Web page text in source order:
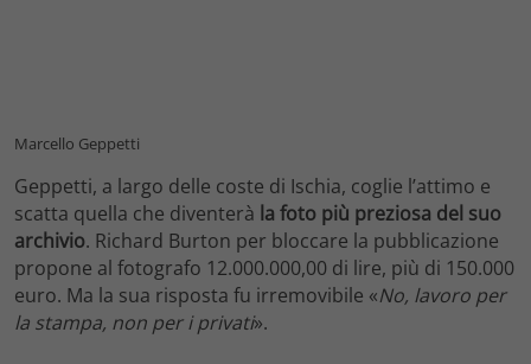
Marcello Geppetti
Geppetti, a largo delle coste di Ischia, coglie l’attimo e
scatta quella che diventerà la foto più preziosa del suo
archivio. Richard Burton per bloccare la pubblicazione
propone al fotografo 12.000.000,00 di lire, più di 150.000
euro. Ma la sua risposta fu irremovibile «No, lavoro per
la stampa, non per i privati».